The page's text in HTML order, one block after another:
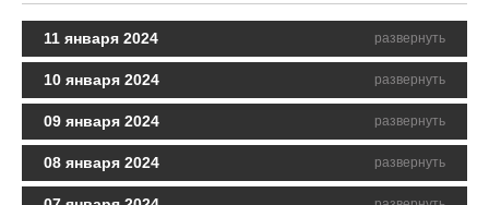
11 января 2024 развернуть
10 января 2024 развернуть
09 января 2024 развернуть
08 января 2024 развернуть